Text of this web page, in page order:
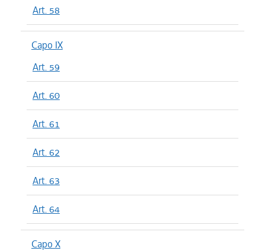
Art. 58
Capo IX
Art. 59
Art. 60
Art. 61
Art. 62
Art. 63
Art. 64
Capo X